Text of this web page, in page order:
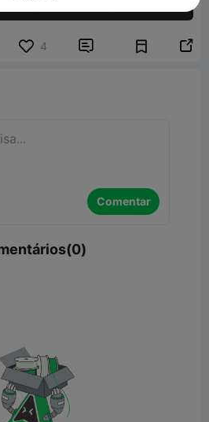
4  
Comentar